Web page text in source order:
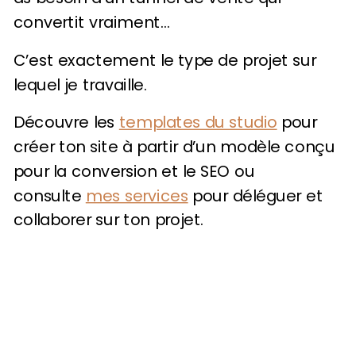
convertit vraiment…
C’est exactement le type de projet sur
lequel je travaille.
Découvre les templates du studio pour
créer ton site à partir d’un modèle conçu
pour la conversion et le SEO ou
consulte mes services pour déléguer et
collaborer sur ton projet.